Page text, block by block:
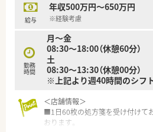
【こんな方が活躍中】
■20代の若手から70代のベテラ
■子育て中のママさん薬剤師も在
合わせた働き方が可能です。
■病院勤務の経験のみの方や調剤
活躍している実績があります。
給与
年収500万円～650万円
※経験考慮
勤務
時間
月～金
08:30～18:00（休憩60分）
土
08:30～13:30（休憩00分）
※上記より週40時間のシフ
＜店舗情報＞
■1日60枚の処方箋を受け付けて
おります。